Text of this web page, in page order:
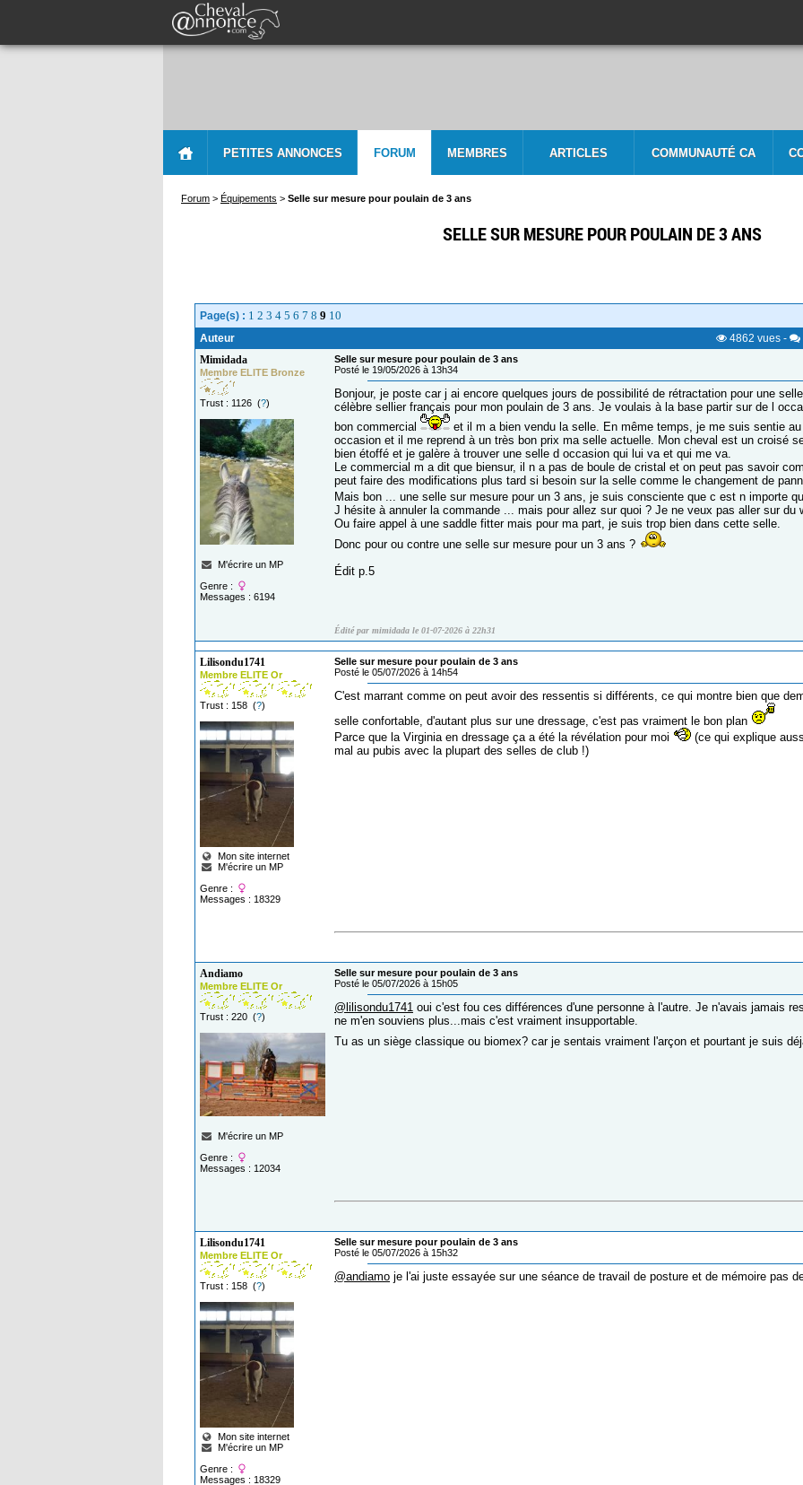
PETITES ANNONCES FORUM MEMBRES ARTICLES COMMUNAUTÉ CA
Forum > Équipements > Selle sur mesure pour poulain de 3 ans
SELLE SUR MESURE POUR POULAIN DE 3 ANS
Page(s) : 1 2 3 4 5 6 7 8 9 10
Auteur 4862 vues -
Mimidada
Membre ELITE Bronze
Trust : 1126 (?)
M'écrire un MP
Genre :
Messages : 6194
Selle sur mesure pour poulain de 3 ans
Posté le 19/05/2026 à 13h34
Bonjour, je poste car j ai encore quelques jours de possibilité de rétractation pour une
célèbre sellier français pour mon poulain de 3 ans. Je voulais à la base partir sur de l
bon commercial
et il m a bien vendu la selle. En même temps, je me suis sentie
occasion et il me reprend à un très bon prix ma selle actuelle. Mon cheval est un croisé
bien étoffé et je galère à trouver une selle d occasion qui lui va et qui me va.
Le commercial m a dit que biensur, il n a pas de boule de cristal et on peut pas savoir
peut faire des modifications plus tard si besoin sur la selle comme le changement de
Mais bon ... une selle sur mesure pour un 3 ans, je suis consciente que c est n importe
J hésite à annuler la commande ... mais pour allez sur quoi ? Je ne veux pas aller sur du
Ou faire appel à une saddle fitter mais pour ma part, je suis trop bien dans cette selle.
Donc pour ou contre une selle sur mesure pour un 3 ans ?
Édit p.5
Édité par mimidada le 01-07-2026 à 22h31
Lilisondu1741
Membre ELITE Or
Trust : 158 (?)
Mon site internet
M'écrire un MP
Genre :
Messages : 18329
Selle sur mesure pour poulain de 3 ans
Posté le 05/07/2026 à 14h54
C'est marrant comme on peut avoir des ressentis si différents, ce qui montre bien que
selle confortable, d'autant plus sur une dressage, c'est pas vraiment le bon plan
Parce que la Virginia en dressage ça a été la révélation pour moi
(ce qui explique
mal au pubis avec la plupart des selles de club !)
Andiamo
Membre ELITE Or
Trust : 220 (?)
M'écrire un MP
Genre :
Messages : 12034
Selle sur mesure pour poulain de 3 ans
Posté le 05/07/2026 à 15h05
@lilisondu1741 oui c'est fou ces différences d'une personne à l'autre. Je n'avais jamais
ne m'en souviens plus...mais c'est vraiment insupportable.
Tu as un siège classique ou biomex? car je sentais vraiment l'arçon et pourtant je suis
Lilisondu1741
Membre ELITE Or
Trust : 158 (?)
Mon site internet
M'écrire un MP
Genre :
Messages : 18329
Selle sur mesure pour poulain de 3 ans
Posté le 05/07/2026 à 15h32
@andiamo je l'ai juste essayée sur une séance de travail de posture et de mémoire pas